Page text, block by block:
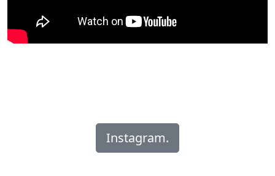
Instagram.